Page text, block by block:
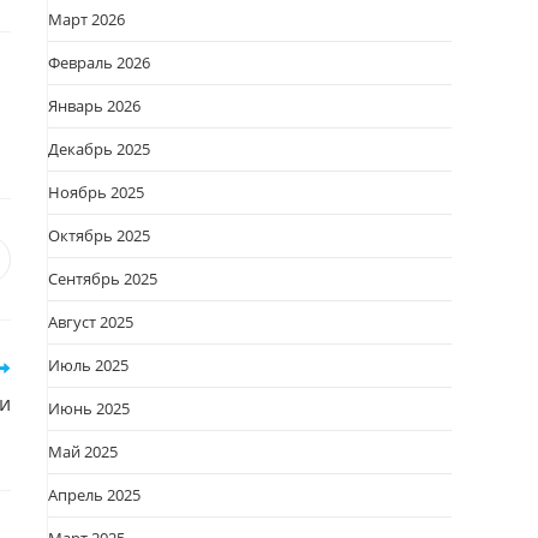
новом
Март 2026
Февраль 2026
Январь 2026
Декабрь 2025
Ноябрь 2025
Октябрь 2025
Сентябрь 2025
Август 2025
Июль 2025
Июнь 2025
Май 2025
Апрель 2025